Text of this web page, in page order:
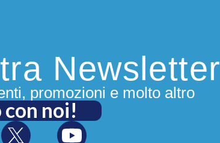
Newsletter
promozioni e molto altro
con noi!